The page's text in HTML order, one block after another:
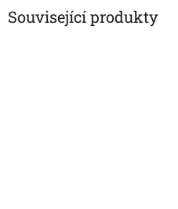
Související produkty